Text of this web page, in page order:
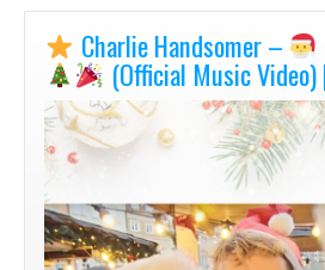
[Official
Music
Video]
–
horizontal
version
Charlie Handsomer –
(Official Music